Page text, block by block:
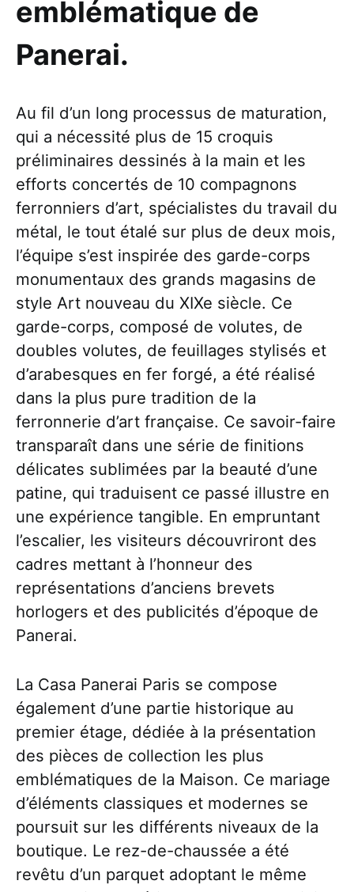
emblématique de
Panerai.
Au fil d’un long processus de maturation,
qui a nécessité plus de 15 croquis
préliminaires dessinés à la main et les
efforts concertés de 10 compagnons
ferronniers d’art, spécialistes du travail du
métal, le tout étalé sur plus de deux mois,
l’équipe s’est inspirée des garde-corps
monumentaux des grands magasins de
style Art nouveau du XIXe siècle. Ce
garde-corps, composé de volutes, de
doubles volutes, de feuillages stylisés et
d’arabesques en fer forgé, a été réalisé
dans la plus pure tradition de la
ferronnerie d’art française. Ce savoir-faire
transparaît dans une série de finitions
délicates sublimées par la beauté d’une
patine, qui traduisent ce passé illustre en
une expérience tangible. En empruntant
l’escalier, les visiteurs découvriront des
cadres mettant à l’honneur des
représentations d’anciens brevets
horlogers et des publicités d’époque de
Panerai.
La Casa Panerai Paris se compose
également d’une partie historique au
premier étage, dédiée à la présentation
des pièces de collection les plus
emblématiques de la Maison. Ce mariage
d’éléments classiques et modernes se
poursuit sur les différents niveaux de la
boutique. Le rez-de-chaussée a été
revêtu d’un parquet adoptant le même